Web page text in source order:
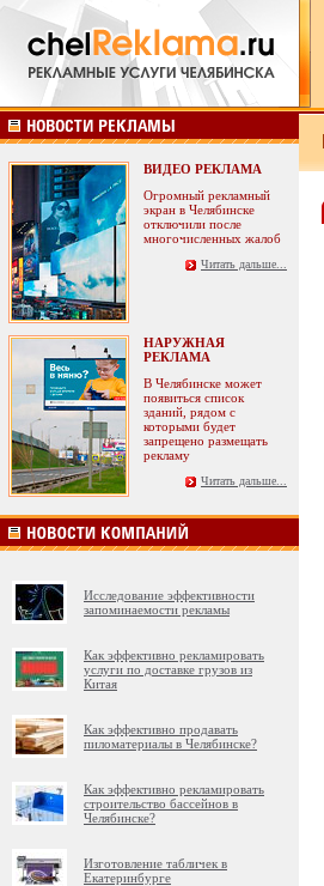
ВИДЕО РЕКЛАМА
Огромный рекламный
экран в Челябинске
отключили после
многочисленных жалоб
Читать дальше...
НАРУЖНАЯ
РЕКЛАМА
В Челябинске может
появиться список
зданий, рядом с
которыми будет
запрещено размещать
рекламу
Читать дальше...
Исследование эффективности
запоминаемости рекламы
Как эффективно рекламировать
услуги по доставке грузов из
Китая
Как эффективно продавать
пиломатериалы в Челябинске?
Как эффективно рекламировать
строительство бассейнов в
Челябинске?
Изготовление табличек в
Екатеринбурге